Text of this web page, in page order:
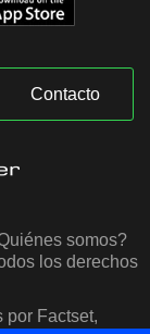
Contacto
somos?
los derechos
por Factset,